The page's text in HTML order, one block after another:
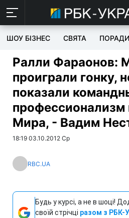
ШОУ БІЗНЕС СВЯТА ПОРАДИ
Ралли Фараонов:
проиграли гонку,
показали
профессионализм
Мира, - Вадим
18:19 03.10.2012 Ср
RBC.UA
Будь у курсі, а не в шоці!
своїй стрічці разом з РБК-